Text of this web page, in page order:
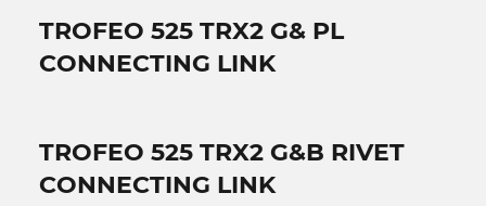
TROFEO 525 TRX2 G& PL
CONNECTING LINK
TROFEO 525 TRX2 G&B RIVET
CONNECTING LINK